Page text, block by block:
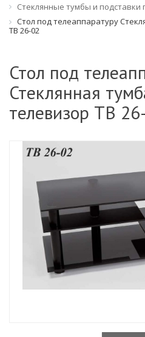
Стеклянные тумбы и подставки
Стол под телеаппаратуру
ТВ 26-02
Стол под
Стеклянная
телевизор ТВ